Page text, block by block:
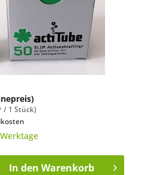
/ 1 Stück)
In den Warenkorb